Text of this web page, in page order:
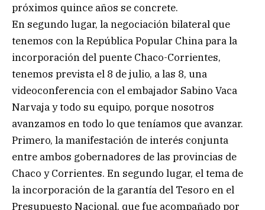
próximos quince años se concrete.
En segundo lugar, la negociación bilateral que
tenemos con la República Popular China para la
incorporación del puente Chaco-Corrientes,
tenemos prevista el 8 de julio, a las 8, una
videoconferencia con el embajador Sabino Vaca
Narvaja y todo su equipo, porque nosotros
avanzamos en todo lo que teníamos que avanzar.
Primero, la manifestación de interés conjunta
entre ambos gobernadores de las provincias de
Chaco y Corrientes. En segundo lugar, el tema de
la incorporación de la garantía del Tesoro en el
Presupuesto Nacional, que fue acompañado por